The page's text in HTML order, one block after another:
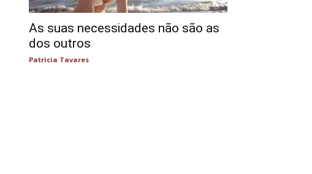
As suas necessidades não são as
dos outros
Patricia Tavares